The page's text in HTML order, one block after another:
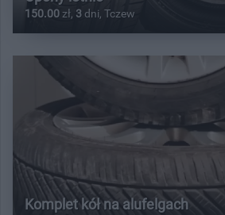
150.00 zł, 3 dni, Tczew
Komplet kół na alufelgach